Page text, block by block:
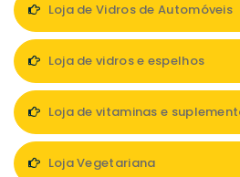
Loja de Vidros de Automóveis
Loja de vidros e espelhos
Loja de vitaminas e
Loja Vegetariana